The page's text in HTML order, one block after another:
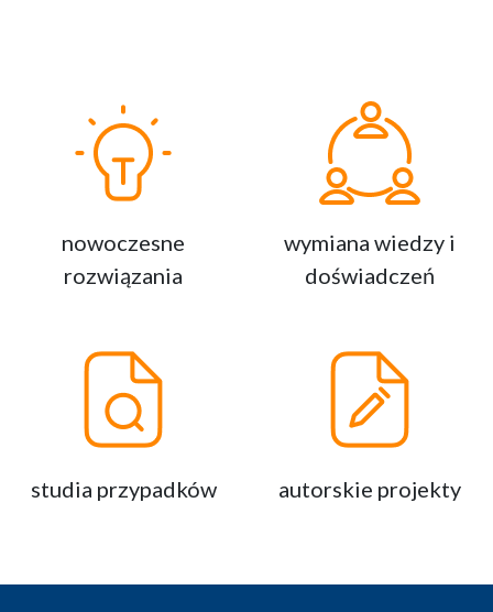
Prelekcje prowadzone będą przez ekspertów i
praktyków z zakładów produkcyjnych, którzy
przedstawią rzeczywiste case studies –
wdrożone rozwiązania, osiągnięte efekty i
wyciągnięte wnioski.
Nie zabraknie także
miejsca na dyskusję, networking i wymianę
Jestem przekonana, że udział w masterclass
pozwoli Państwu wrócić z konkretnymi
pomysłami i inspiracjami do wdrożenia w
nowoczesne
rozwiązania
wymiana wiedzy i
doświadczeń
studia przypadków autorskie projekty